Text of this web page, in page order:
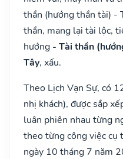
thần (hướng thần tài) -
thần, mang lại tài lộc,
hướng - Tài thần
Tây, xấu.
Theo Lịch Vạn Sự, có
nhị khách), được sắp
luân phiên nhau từng
theo từng công việc cụ
ngày 10 tháng 7 năm